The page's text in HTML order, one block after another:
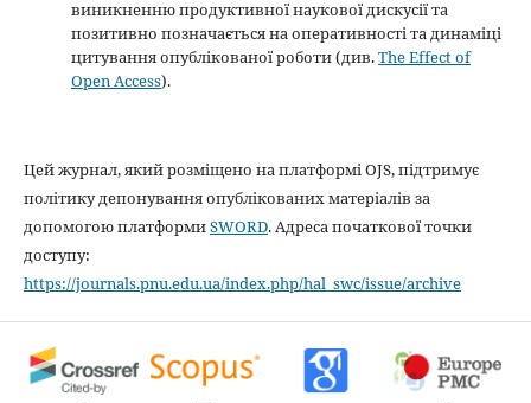
виникненню продуктивної наукової дискусії та
позитивно позначається на оперативності та динаміці
цитування опублікованої роботи (див.The Effect of
Open Access).
Цей журнал, який розміщено на платформі OJS, підтримує
політику депонування опублікованих матеріалів за
допомогою платформиSWORD. Адреса початкової точки
доступу:
https://journals.pnu.edu.ua/index.php/hal_swc/issue/archive